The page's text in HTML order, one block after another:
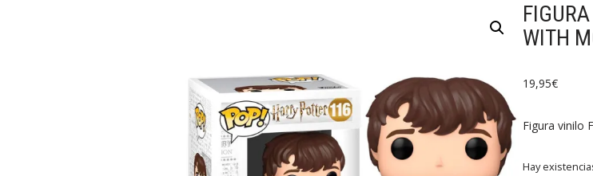
WITH
19,95€
Figura vinilo
Hay